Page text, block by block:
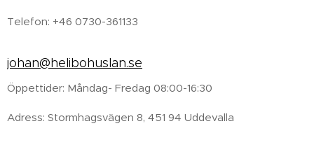
Telefon: +46 0730-361133
johan@helibohuslan.se
Öppettider: Måndag- Fredag 08:00-16:30
Adress: Stormhagsvägen 8, 451 94 Uddevalla